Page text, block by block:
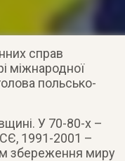
справ
міжнародної
польсько-
У 70-80-х –
1991-2001 –
збереження миру